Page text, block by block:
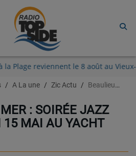
à la Plage reviennent le 8 août au
A La une Zic Actu Beaulieu sur mer : soirée jazz live vendredi 15 mai au Yacht Club
: SOIRÉE JAZZ
15 MAI AU YACHT